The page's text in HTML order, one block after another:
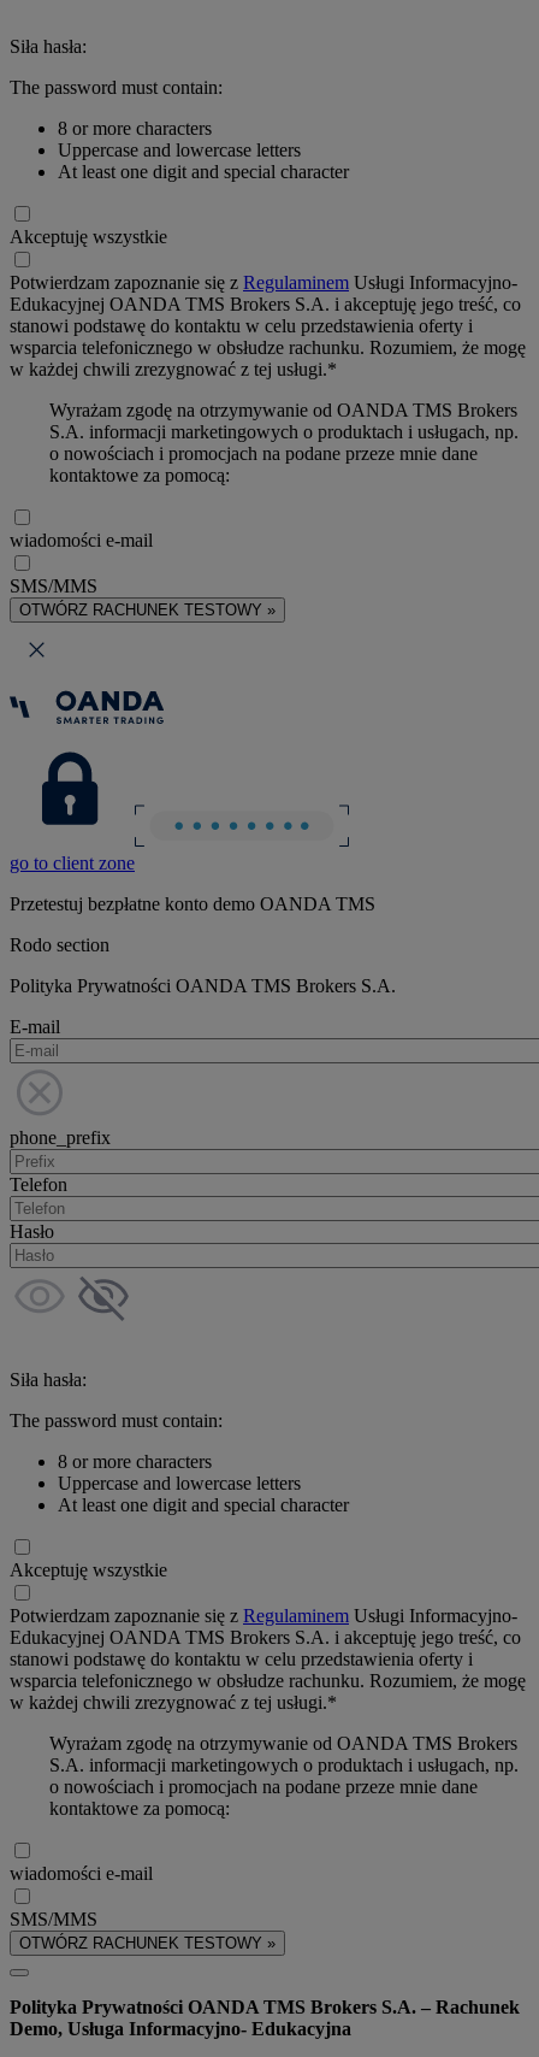
Siła hasła:
The password must contain:
8 or more characters
Uppercase and lowercase letters
At least one digit and special character
Akceptuję wszystkie
Potwierdzam zapoznanie się z Regulaminem Usługi Informacyjno-
Edukacyjnej OANDA TMS Brokers S.A. i akceptuję jego treść, co
stanowi podstawę do kontaktu w celu przedstawienia oferty i
wsparcia telefonicznego w obsłudze rachunku. Rozumiem, że mogę
w każdej chwili zrezygnować z tej usługi.*
Wyrażam zgodę na otrzymywanie od OANDA TMS Brokers
S.A. informacji marketingowych o produktach i usługach, np.
o nowościach i promocjach na podane przeze mnie dane
kontaktowe za pomocą:
wiadomości e-mail
SMS/MMS
OTWÓRZ RACHUNEK TESTOWY »
go to client zone
Przetestuj bezpłatne konto demo OANDA TMS
Rodo section
Polityka Prywatności OANDA TMS Brokers S.A.
E-mail
phone_prefix
Telefon
Hasło
Siła hasła:
The password must contain:
8 or more characters
Uppercase and lowercase letters
At least one digit and special character
Akceptuję wszystkie
Potwierdzam zapoznanie się z Regulaminem Usługi Informacyjno-
Edukacyjnej OANDA TMS Brokers S.A. i akceptuję jego treść, co
stanowi podstawę do kontaktu w celu przedstawienia oferty i
wsparcia telefonicznego w obsłudze rachunku. Rozumiem, że mogę
w każdej chwili zrezygnować z tej usługi.*
Wyrażam zgodę na otrzymywanie od OANDA TMS Brokers
S.A. informacji marketingowych o produktach i usługach, np.
o nowościach i promocjach na podane przeze mnie dane
kontaktowe za pomocą:
wiadomości e-mail
SMS/MMS
OTWÓRZ RACHUNEK TESTOWY »
Polityka Prywatności OANDA TMS Brokers S.A. – Rachunek
Demo, Usługa Informacyjno- Edukacyjna